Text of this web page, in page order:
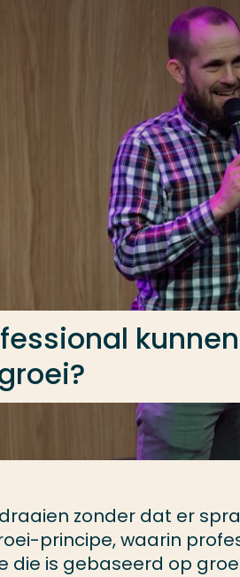
zonder dat er
principe, waarin
is gebaseerd op